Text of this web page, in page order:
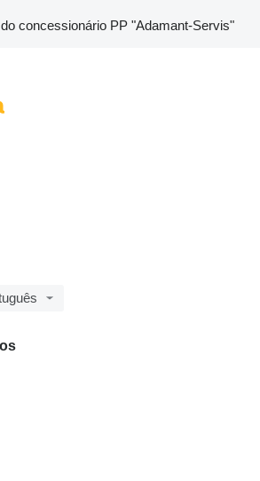
concessionário PP "Adamant-Servis"